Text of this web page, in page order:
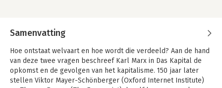
Samenvatting
Hoe ontstaat welvaart en hoe wordt die verdeeld? Aan de hand
van deze twee vragen beschreef Karl Marx in Das Kapital de
opkomst en de gevolgen van het kapitalisme. 150 jaar later
stellen Viktor Mayer-Schönberger (Oxford Internet Institute)